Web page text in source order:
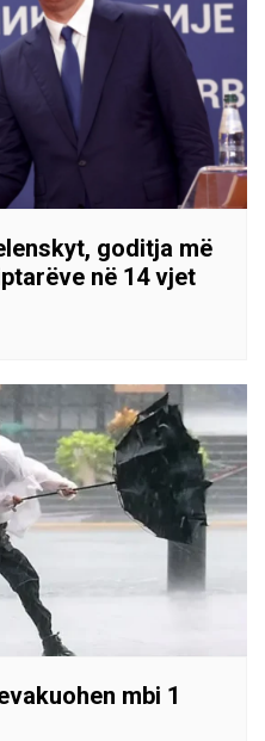
goditja më
në 14 vjet
mbi 1